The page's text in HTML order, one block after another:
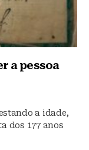
a pessoa
a idade,
dos 177 anos